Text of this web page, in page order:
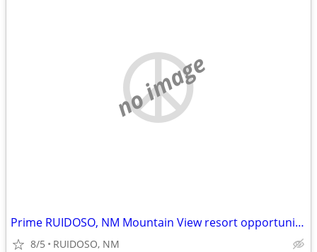
no image
Prime RUIDOSO, NM Mountain View resort opportunity (8% CAP)
8/5 RUIDOSO, NM